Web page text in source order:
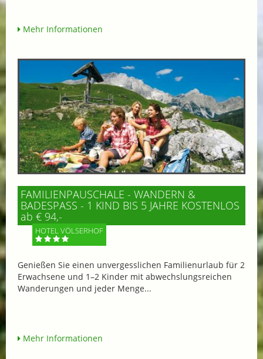
Mehr Informationen
FAMILIENPAUSCHALE - WANDERN &
BADESPASS - 1 KIND BIS 5 JAHRE KOSTENLOS
ab € 94,-
HOTEL VÖLSERHOF
Genießen Sie einen unvergesslichen Familienurlaub für 2
Erwachsene und 1–2 Kinder mit abwechslungsreichen
Wanderungen und jeder Menge...
Mehr Informationen